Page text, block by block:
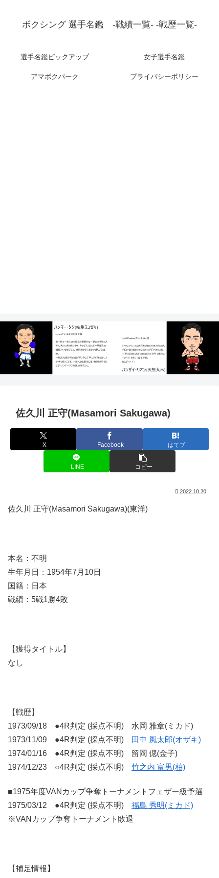
ボクシング 選手名鑑 -戦績一覧- -戦歴一覧-
選手名鑑ピックアップ 女子選手名鑑
アマボクパーク プライバシーポリシー
佐久川 正守(Masamori Sakugawa)
X Facebook はてブ
LINE コピー
2022.10.20
佐久川 正守(Masamori Sakugawa)(東洋)
本名：不明
生年月日：1954年7月10日
国籍：日本
戦績：5戦1勝4敗
【獲得タイトル】
なし
【戦歴】
1973/09/18 ●4R判定 (採点不明) 水岡 雅章(ミカド)
1973/11/09 ●4R判定 (採点不明)
田中 風太郎(オザキ)
1974/01/16 ●4R判定 (採点不明) 留岡 偲(金子)
1974/12/23 ○4R判定 (採点不明) 竹之内 富男(柏)
■1975年度VANカップ争奪トーナメントフェザー級予選
1975/03/12 ●4R判定 (採点不明) 福島 秀明(ミカド)
※VANカップ争奪トーナメント敗退
【補足情報】